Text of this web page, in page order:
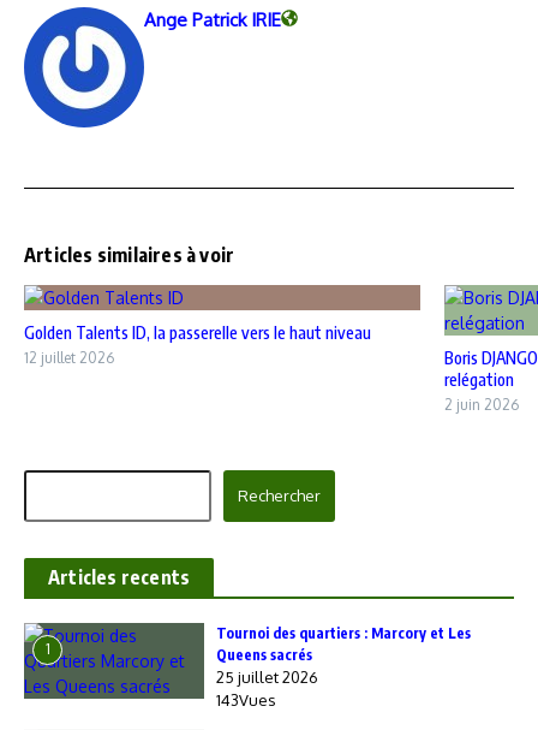
Ange Patrick IRIE
Articles similaires à voir
Golden Talents ID, la passerelle vers le haut niveau
12 juillet 2026
Boris
relégation
2 juin 2026
Rechercher
Articles recents
1
‎Tournoi des quartiers : Marcory et Les
Queens sacrés
25 juillet 2026
143Vues